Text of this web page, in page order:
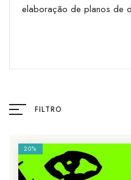
elaboração de planos de
FILTRO
20%